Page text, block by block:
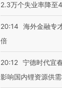
2.3万个失业率降至
20:14 海外金融专
倍
20:12 宁德时代宜
影响国内锂资源供